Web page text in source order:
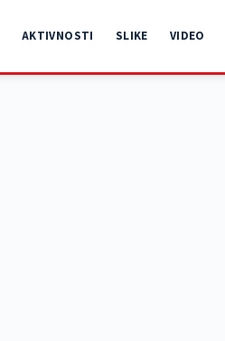
AKTIVNOSTI SLIKE VIDEO